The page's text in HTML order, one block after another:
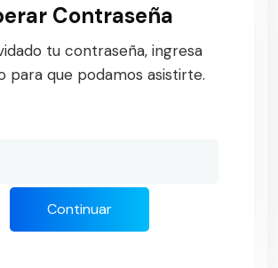
Contraseña
tu contraseña, ingresa
para que podamos asistirte.
Continuar